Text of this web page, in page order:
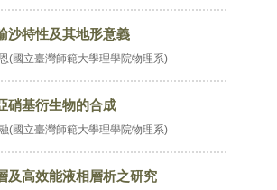
沙特性及其地形意義
(國立臺灣師範大學理學院物理系)
硝基衍生物的合成
(國立臺灣師範大學理學院物理系)
及高效能液相層析之研究